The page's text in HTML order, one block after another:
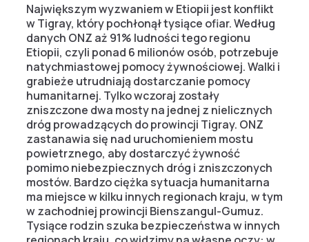
Największym wyzwaniem w Etiopii jest konflikt
w Tigray, który pochłonął tysiące ofiar. Według
danych ONZ aż 91% ludności tego regionu
Etiopii, czyli ponad 6 milionów osób, potrzebuje
natychmiastowej pomocy żywnościowej. Walki i
grabieże utrudniają dostarczanie pomocy
humanitarnej. Tylko wczoraj zostały
zniszczone dwa mosty na jednej z nielicznych
dróg prowadzących do prowincji Tigray. ONZ
zastanawia się nad uruchomieniem mostu
powietrznego, aby dostarczyć żywność
pomimo niebezpiecznych dróg i zniszczonych
mostów. Bardzo ciężka sytuacja humanitarna
ma miejsce w kilku innych regionach kraju, w tym
w zachodniej prowincji Bienszangul-Gumuz.
Tysiące rodzin szuka bezpieczeństwa w innych